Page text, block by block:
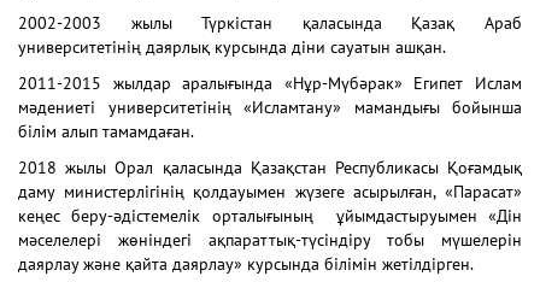
2002-2003 жылы Түркістан қаласында Қазақ Араб
университетінің даярлық курсында діни сауатын ашқан.
2011-2015 жылдар аралығында «Нұр-Мүбәрак» Египет Ислам
мәдениеті университетінің «Исламтану» мамандығы бойынша
білім алып тамамдаған.
2018 жылы Орал қаласында Қазақстан Республикасы Қоғамдық
даму министерлігінің қолдауымен жүзеге асырылған, «Парасат»
кеңес беру-әдістемелік орталығының ұйымдастыруымен «Дін
мәселелері жөніндегі ақпараттық-түсіндіру тобы мүшелерін
даярлау және қайта даярлау» курсында білімін жетілдірген.